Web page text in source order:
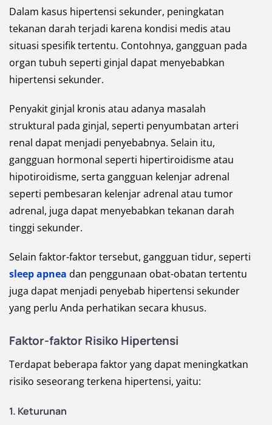
Dalam kasus hipertensi sekunder, peningkatan
tekanan darah terjadi karena kondisi medis atau
situasi spesifik tertentu. Contohnya, gangguan pada
organ tubuh seperti ginjal dapat menyebabkan
hipertensi sekunder.
Penyakit ginjal kronis atau adanya masalah
struktural pada ginjal, seperti penyumbatan arteri
renal dapat menjadi penyebabnya. Selain itu,
gangguan hormonal seperti hipertiroidisme atau
hipotiroidisme, serta gangguan kelenjar adrenal
seperti pembesaran kelenjar adrenal atau tumor
adrenal, juga dapat menyebabkan tekanan darah
tinggi sekunder.
Selain faktor-faktor tersebut, gangguan tidur, seperti
sleep apnea dan penggunaan obat-obatan tertentu
juga dapat menjadi penyebab hipertensi sekunder
yang perlu Anda perhatikan secara khusus.
Faktor-faktor Risiko Hipertensi
Terdapat beberapa faktor yang dapat meningkatkan
risiko seseorang terkena hipertensi, yaitu:
1. Keturunan